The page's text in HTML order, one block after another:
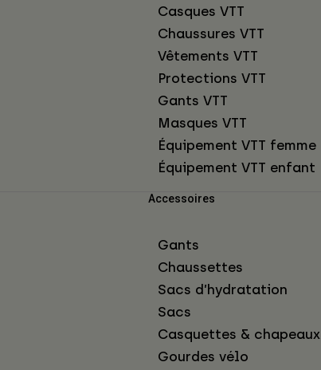
Casques VTT
Chaussures VTT
Vêtements VTT
Protections VTT
Gants VTT
Masques VTT
Équipement VTT femme
Équipement VTT enfant
Accessoires
Gants
Chaussettes
Sacs d’hydratation
Sacs
Casquettes & chapeaux
Gourdes vélo